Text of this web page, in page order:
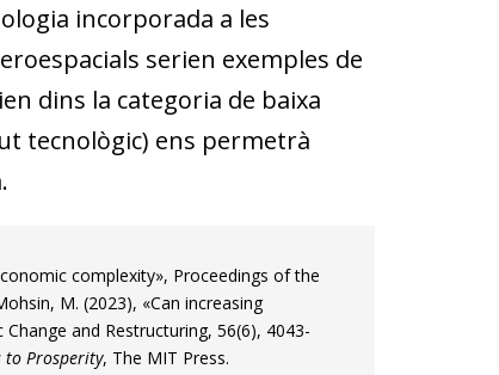
incorporada a les
serien exemples de
dins la categoria de baixa
tecnològic) ens permetrà
complexity», Proceedings of the
M. (2023), «Can increasing
and Restructuring, 56(6), 4043-
to Prosperity, The MIT Press.